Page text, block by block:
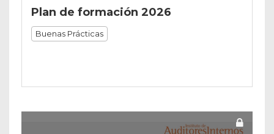
Plan de formación 2026
Buenas Prácticas